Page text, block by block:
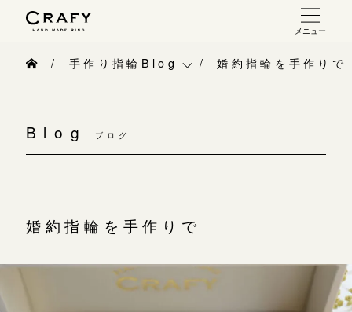
メニュー
指輪制作の流れ
指輪作品集
Blog ブログ
手作り指輪Blog
手作り指輪作品集
お客様インタビュー
CRAFYについて
婚約指輪を手作りで
婚約指輪を手作りで
10:00～18:00 /年中無休
年末年始は除く
来店ご予約